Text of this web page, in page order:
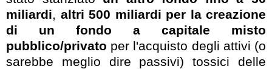
miliardi, altri 500 miliardi per la creazione
di un fondo a capitale misto
pubblico/privato per l'acquisto degli attivi (o
sarebbe meglio dire passivi) tossici delle